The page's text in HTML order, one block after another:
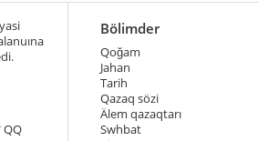
QQ
Bölimder
Qoğam
Jahan
Tarih
Qazaq sözi
Älem qazaqtarı
Swhbat